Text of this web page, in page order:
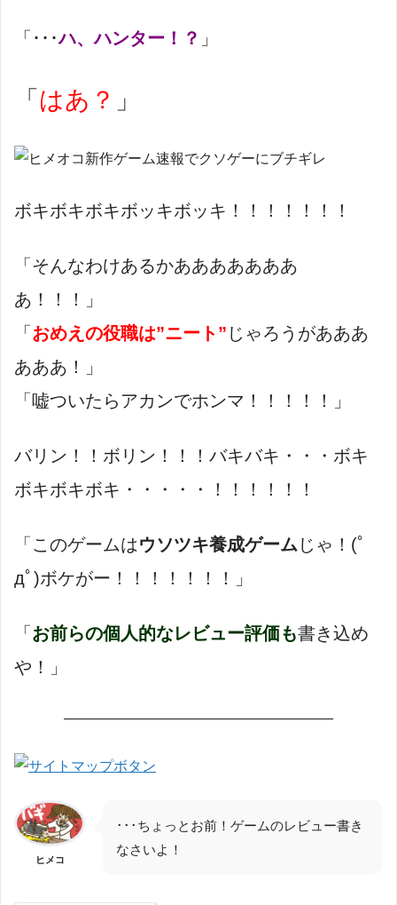
「･･･ハ、ハンター！？ 」
「 はあ？ 」
ボキボキボキボッキボッキ！！！！！！！
「そんなわけあるかあああああああ
あ！！！」
「 おめえの役職は”ニート” じゃろうがあああ
あああ！」
「嘘ついたらアカンでホンマ！！！！！」
バリン！！ボリン！！！バキバキ・・・ボキ
ボキボキボキ・・・・・！！！！！！
「このゲームはウソツキ養成ゲーム じゃ！(ﾟ
дﾟ)ボケがー！！！！！！！」
「 お前らの個人的なレビュー評価も書き込め
や！」
———————————————————
ヒメコ
･･･ちょっとお前！ゲームのレビュー書き
なさいよ！